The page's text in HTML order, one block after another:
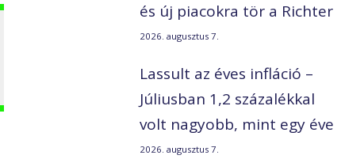
és új piacokra tör a Richter
2026. augusztus 7.
Lassult az éves infláció –
Júliusban 1,2 százalékkal
volt nagyobb, mint egy éve
2026. augusztus 7.